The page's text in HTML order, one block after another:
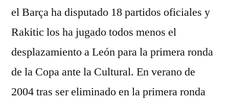
el Barça ha disputado 18 partidos oficiales y
Rakitic los ha jugado todos menos el
desplazamiento a León para la primera ronda
de la Copa ante la Cultural. En verano de
2004 tras ser eliminado en la primera ronda